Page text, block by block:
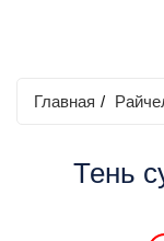
Главная /
Тень